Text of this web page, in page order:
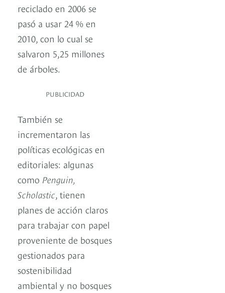
reciclado en 2006 se
pasó a usar 24 % en
2010, con lo cual se
salvaron 5,25 millones
de árboles.
PUBLICIDAD
También se
incrementaron las
políticas ecológicas en
editoriales: algunas
como Penguin,
Scholastic, tienen
planes de acción claros
para trabajar con papel
proveniente de bosques
gestionados para
sostenibilidad
ambiental y no bosques